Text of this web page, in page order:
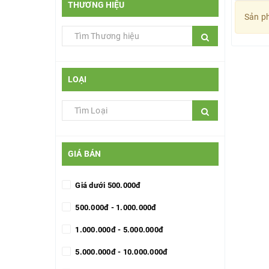
THƯƠNG HIỆU
LOẠI
GIÁ BÁN
Giá dưới 500.000đ
500.000đ - 1.000.000đ
1.000.000đ - 5.000.000đ
5.000.000đ - 10.000.000đ
Sản